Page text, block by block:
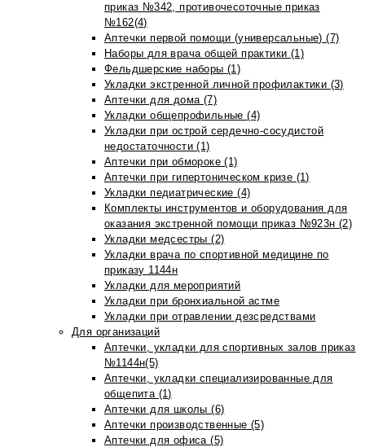
приказ №342, противочесоточные приказ
№162(4)
Аптечки первой помощи (универсальные) (7)
Наборы для врача общей практики (1)
Фельдшерские наборы (1)
Укладки экстренной личной профилактики (3)
Аптечки для дома (7)
Укладки общепрофильные (4)
Укладки при острой сердечно-сосудистой
недостаточности (1)
Аптечки при обмороке (1)
Аптечки при гипертоническом кризе (1)
Укладки педиатрические (4)
Комплекты инструментов и оборудования для
оказания экстренной помощи приказ №923н (2)
Укладки медсестры (2)
Укладки врача по спортивной медицине по
приказу 1144н
Укладки для мероприятий
Укладки при бронхиальной астме
Укладки при отравлении дезсредствами
Для организаций
Аптечки, укладки для спортивных залов приказ
№1144н(5)
Аптечки, укладки специализированные для
общепита (1)
Аптечки для школы (6)
Аптечки производственные (5)
Аптечки для офиса (5)